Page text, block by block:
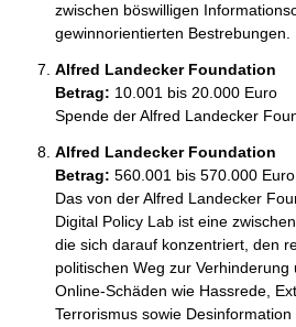
zwischen böswilligen
gewinnorientierten Bestrebungen.
Alfred Landecker Foundation
Betrag: 10.001 bis 20.000 Euro
Spende der Alfred Landecker
Alfred Landecker Foundation
Betrag: 560.001 bis 570.000 Euro
Das von der Alfred Landecker
Digital Policy Lab ist eine
die sich darauf konzentriert, den
politischen Weg zur Verhinderung
Online-Schäden wie Hassrede,
Terrorismus sowie